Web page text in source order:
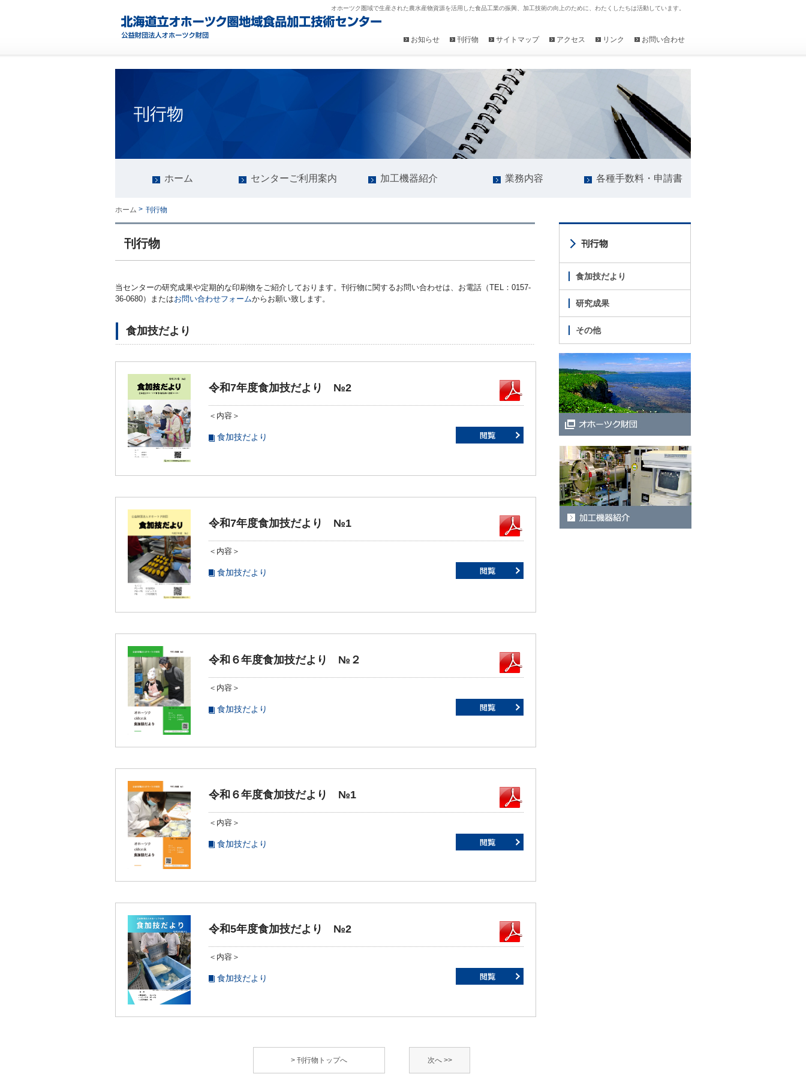
オホーツク圏域で生産された農水産物資源を活用した食品工業の振興、加工技術の向上のために、わたくしたちは活動しています。
お知らせ 刊行物 サイトマップ アクセス リンク お問い合わせ
ホーム センターご利用案内 加工機器紹介 業務内容 各種手数料・申請書
ホーム > 刊行物
刊行物
当センターの研究成果や定期的な印刷物をご紹介しております。刊行物に関するお問い合わせは、お電話（TEL：0157-
36-0680）またはお問い合わせフォームからお願い致します。
食加技だより
令和7年度食加技だより №2
＜内容＞
食加技だより
令和7年度食加技だより №1
＜内容＞
食加技だより
令和６年度食加技だより №２
＜内容＞
食加技だより
令和６年度食加技だより №1
＜内容＞
食加技だより
令和5年度食加技だより №2
＜内容＞
食加技だより
> 刊行物トップへ 次へ >>
食加技だより
研究成果
その他